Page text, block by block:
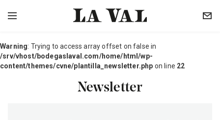
Warning: Trying to access array offset on false in
/srv/vhost/bodegaslaval.com/home/html/wp-
content/themes/cvne/plantilla_newsletter.php on line 22
Newsletter